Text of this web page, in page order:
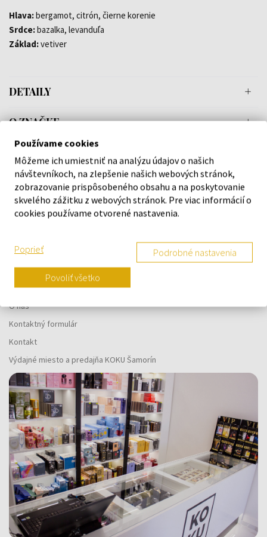
Hlava:bergamot, citrón, čierne korenie
Srdce:bazalka, levanduľa
Základ:vetiver
DETAILY
O ZNAČKE
Náš výber na mieru presne pre
vás
O SPOLOČNOSTI
O nás
Kontaktný formulár
Kontakt
Výdajné miesto a predajňa KOKU Šamorín
Používame cookies
Môžeme ich umiestniť na analýzu údajov o našich
návštevníkoch, na zlepšenie našich webových stránok,
zobrazovanie prispôsobeného obsahu a na poskytovanie
skvelého zážitku z webových stránok. Pre viac informácií o
cookies používame otvorené nastavenia.
Poprieť Podrobné nastavenia
Povoliť všetko